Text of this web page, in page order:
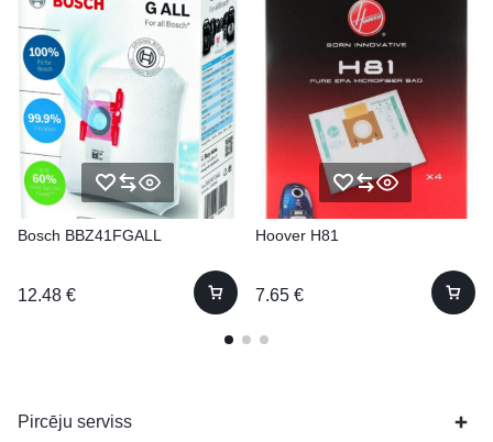
Bosch BBZ41FGALL
12.48 €
Hoover H81
7.65 €
Pircēju serviss